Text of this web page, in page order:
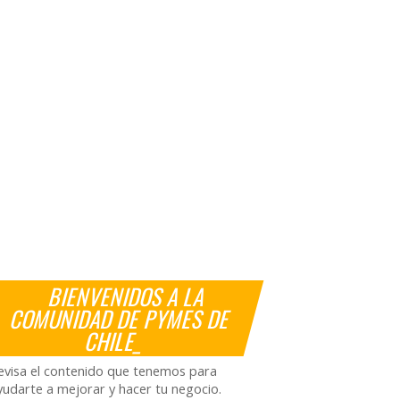
BIENVENIDOS A LA
COMUNIDAD DE PYMES DE
CHILE_
el contenido que tenemos para
a mejorar y hacer tu negocio.